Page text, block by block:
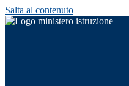
Salta al contenuto